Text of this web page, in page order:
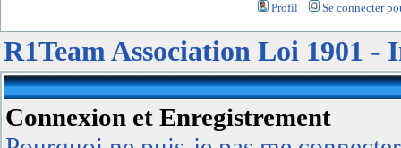
Profil
Se connecter
R1Team Association Loi 1901 -
Connexion et Enregistrement